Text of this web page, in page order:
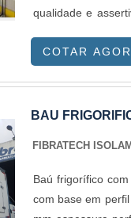
qualidade e
IMPORTANTES
escopo
a qualidade final
qualidade e
autoridade em
COTAR
BAU
FIBRATECH
Baú frigorífico com alta
com base em perfil modelo enrijecido,soldas de precisão em alumínio nos perfil ,fibra com 2,5